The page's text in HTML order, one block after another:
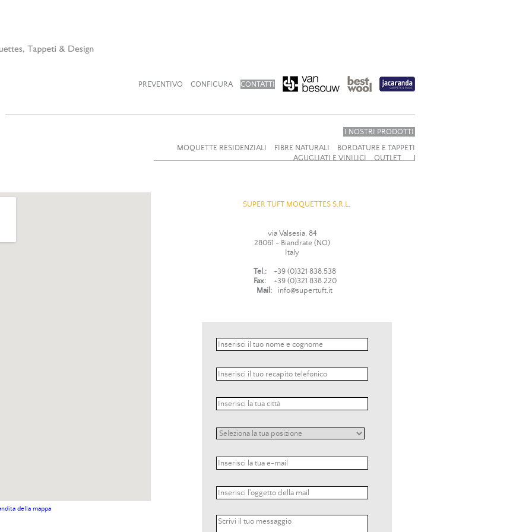
PREVENTIVO CONFIGURA CONTATTI
I NOSTRI PRODOTTI
MOQUETTE RESIDENZIALI
FIBRE NATURALI
BORDATURE E TAPPETI
AGUGLIATI E VINILICI
OUTLET
della mappa
SUPER TUFT MOQUETTES S.R.L.
via Valsesia, 84
28061 - Biandrate (NO)
Italy
Tel.:
+39 (0)321 838.538
Fax:
+39 (0)321 838.220
Mail:
info@supertuft.it